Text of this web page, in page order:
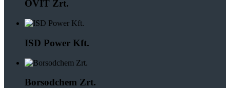
OVIT Zrt.
ISD Power Kft.
Borsodchem Zrt.